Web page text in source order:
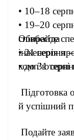
• 10–18
• 19–20
співбесіда
• 21 серпня
• до 31
Обирайте
інженерія
комп’ютерні
Підготовка
й успішний
Подайте